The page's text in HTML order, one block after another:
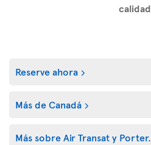
calidad
Reserve ahora
Más de Canadá
Más sobre Air Transat y Porter.